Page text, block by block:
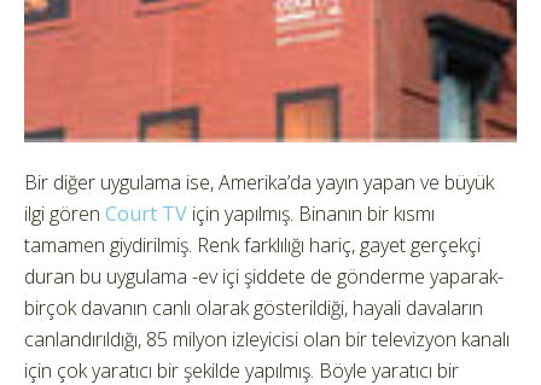
Bir diğer uygulama ise, Amerika’da yayın yapan ve büyük
ilgi gören Court TV için yapılmış. Binanın bir kısmı
tamamen giydirilmiş. Renk farklılığı hariç, gayet gerçekçi
duran bu uygulama -ev içi şiddete de gönderme yaparak-
birçok davanın canlı olarak gösterildiği, hayali davaların
canlandırıldığı, 85 milyon izleyicisi olan bir televizyon kanalı
için çok yaratıcı bir şekilde yapılmış. Böyle yaratıcı bir